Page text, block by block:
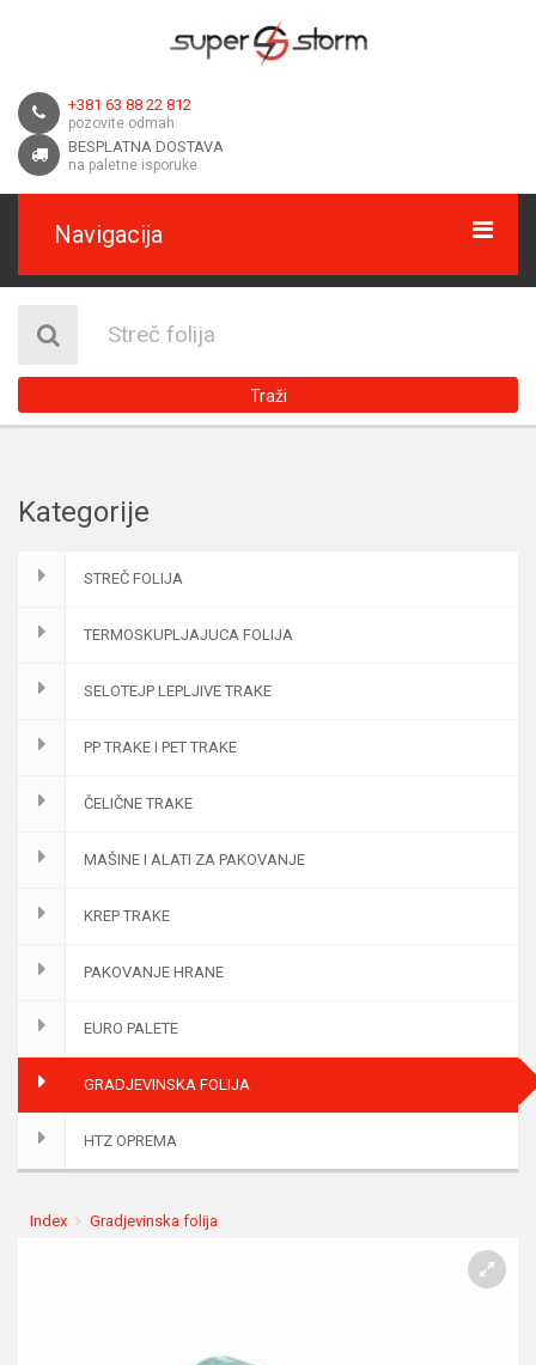
+381 63 88 22 812
pozovite odmah
BESPLATNA DOSTAVA
na paletne isporuke
Navigacija
DOSTAVA
Traži
Kategorije
STREČ FOLIJA
TERMOSKUPLJAJUCA FOLIJA
SELOTEJP LEPLJIVE TRAKE
PP TRAKE I PET TRAKE
ČELIČNE TRAKE
MAŠINE I ALATI ZA PAKOVANJE
KREP TRAKE
PAKOVANJE HRANE
EURO PALETE
GRADJEVINSKA FOLIJA
HTZ OPREMA
Index Gradjevinska folija